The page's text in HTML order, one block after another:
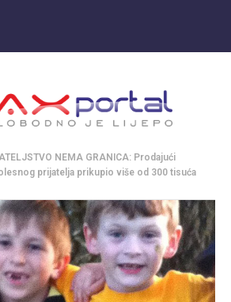
NEMA GRANICA: Prodajući
prijatelja prikupio više od 300 tisuća